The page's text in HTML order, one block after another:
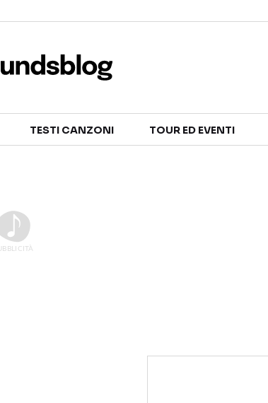
TALENT SHOW
TESTI CANZONI TOUR ED EVENTI